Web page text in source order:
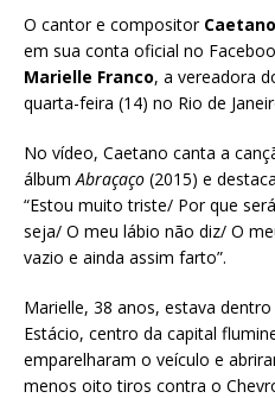
O cantor e compositor
em sua conta oficial no
Marielle Franco, a vereadora
quarta-feira (14) no Rio de
No vídeo, Caetano canta a
álbum Abraçaço (2015) e
“Estou muito triste/ Por que
seja/ O meu lábio não diz/ O
vazio e ainda assim farto”.
Marielle, 38 anos, estava
Estácio, centro da capital
emparelharam o veículo e
menos oito tiros contra o